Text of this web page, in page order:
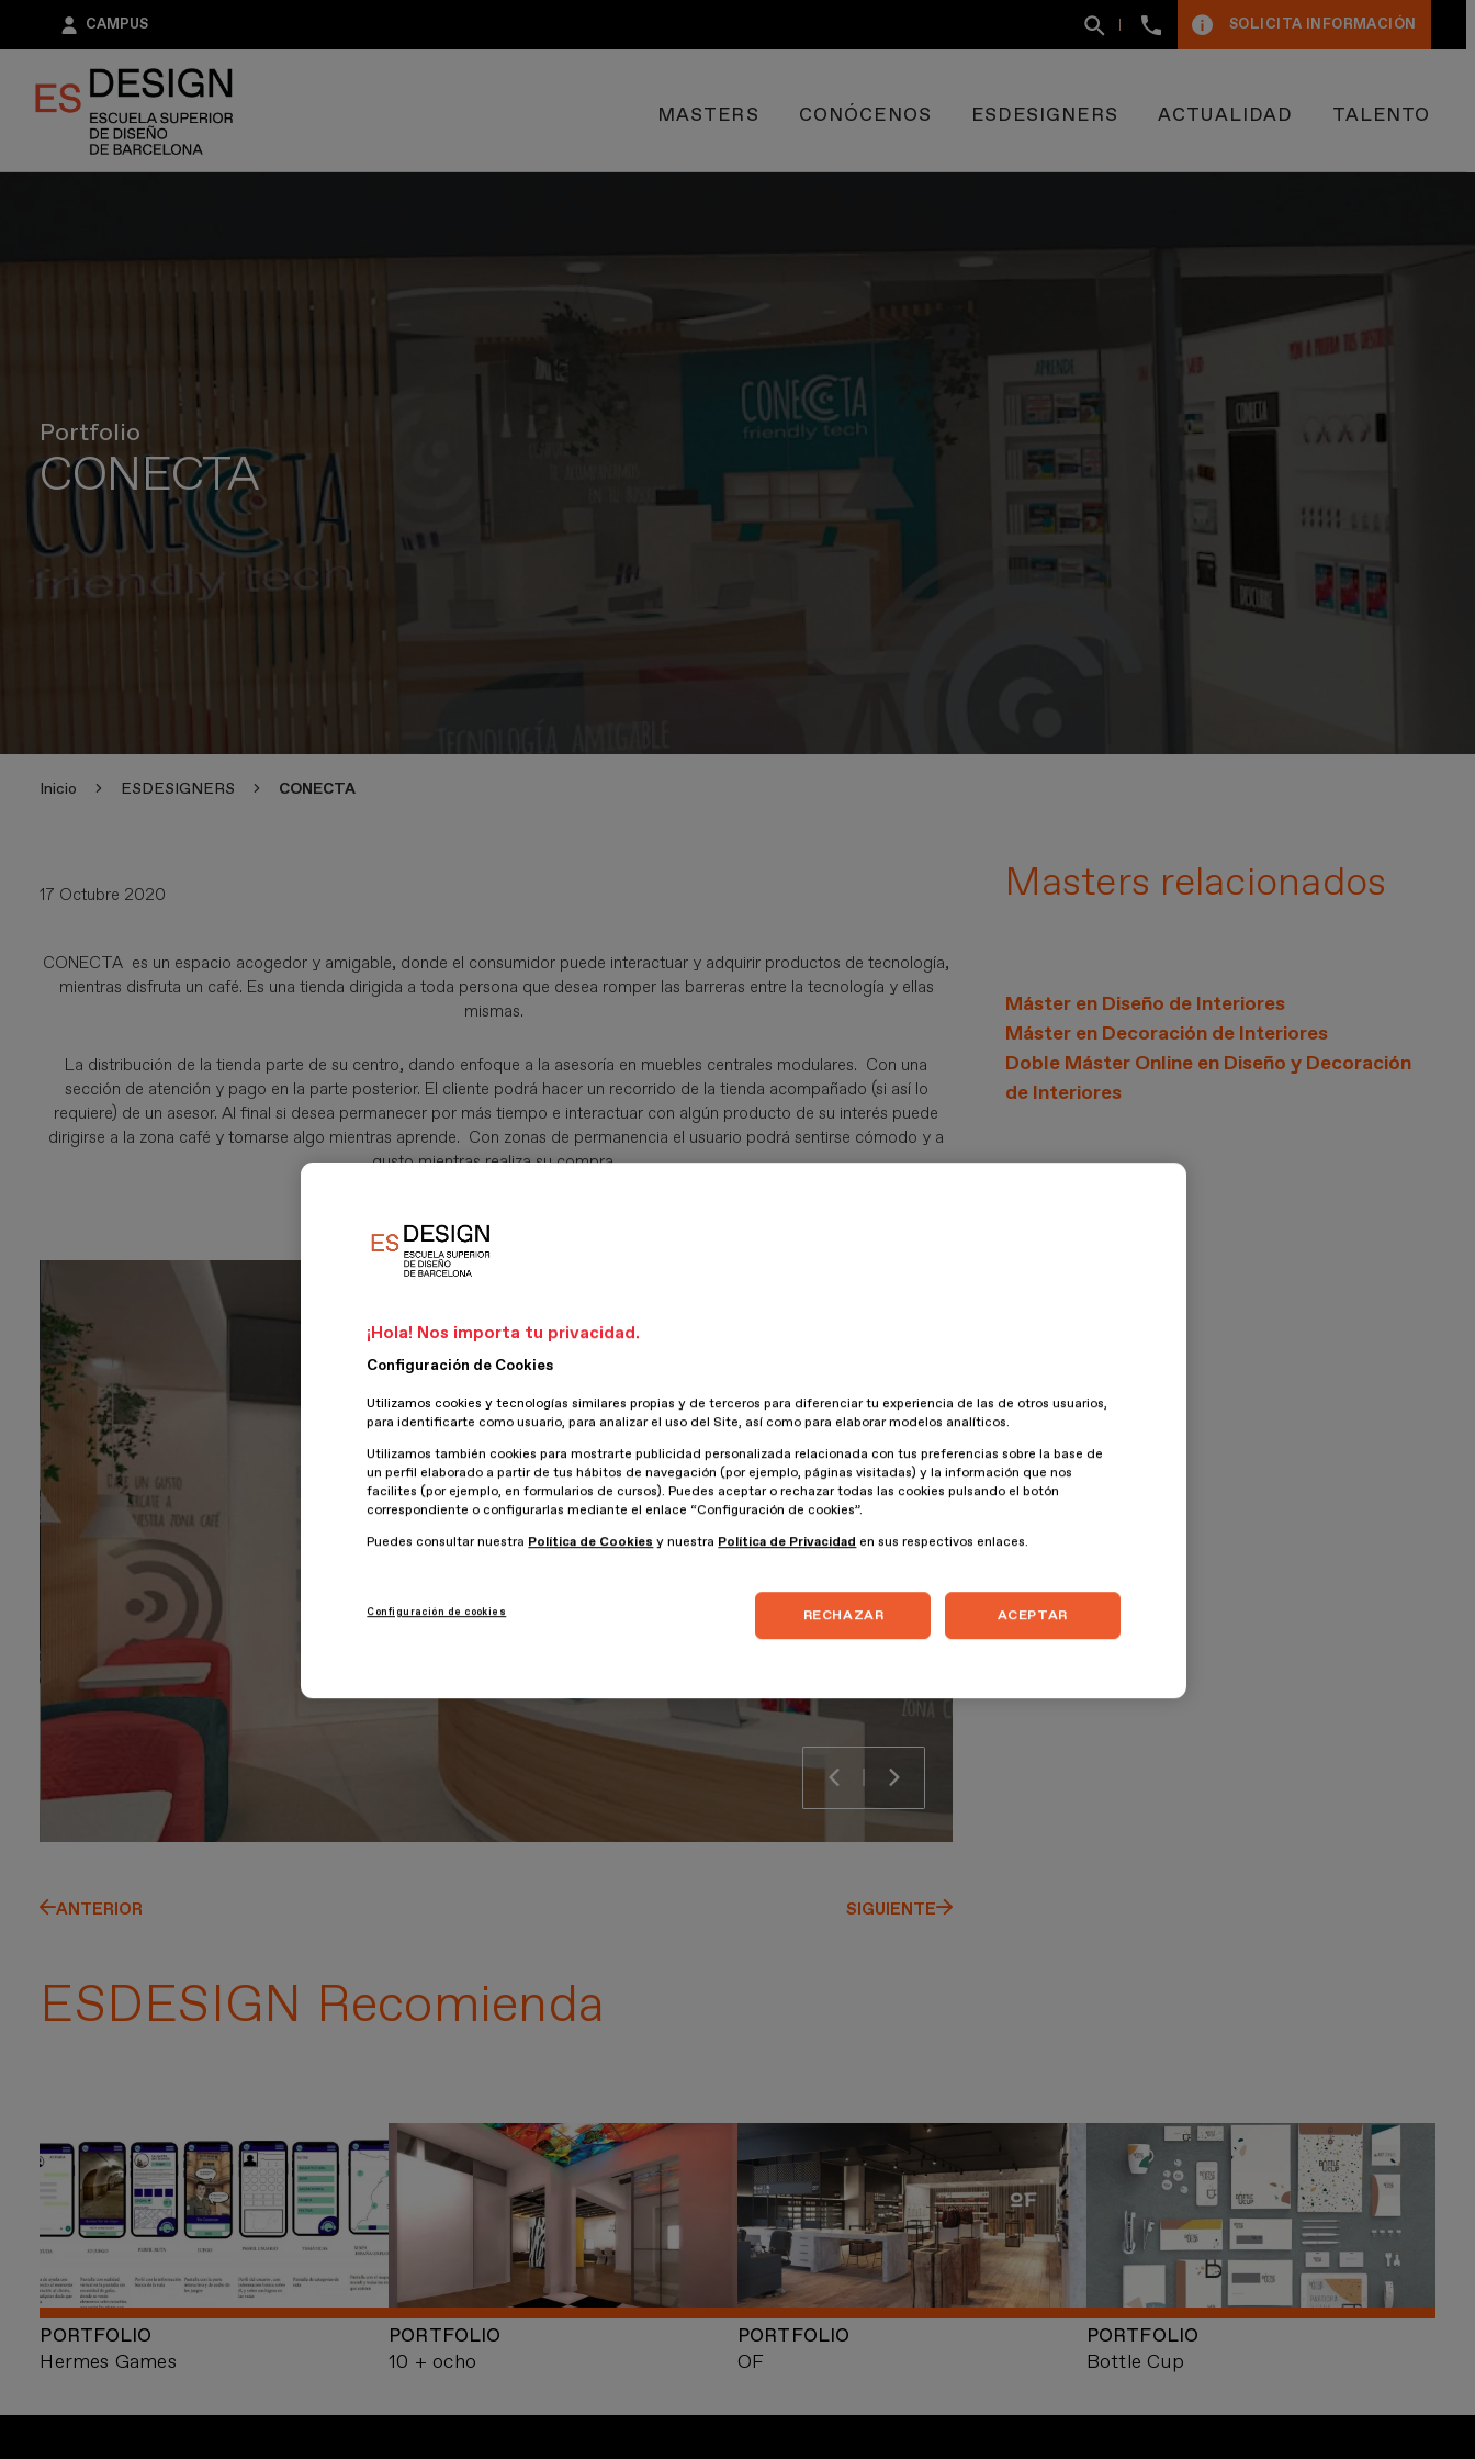
principal
CAMPUS +34
93
SOLICITA INFORMACIÓN
MASTERS CONÓCENOS ESDESIGNERS ACTUALIDAD TALENTO
Portfolio
CONECTA
Inicio ESDESIGNERS CONECTA
17 Octubre 2020
CONECTA es un espacio acogedor y amigable, donde el consumidor puede interactuar y adquirir productos de tecnología,
mientras disfruta un café. Es una tienda dirigida a toda persona que desea romper las barreras entre la tecnología y ellas
mismas.
La distribución de la tienda parte de su centro, dando enfoque a la asesoría en muebles centrales modulares. Con una
sección de atención y pago en la parte posterior. El cliente podrá hacer un recorrido de la tienda acompañado (si así lo
requiere) de un asesor. Al final si desea permanecer por más tiempo e interactuar con algún producto de su interés puede
dirigirse a la zona café y tomarse algo mientras aprende. Con zonas de permanencia el usuario podrá sen­tirse cómodo y a
gusto mientras realiza su compra.
ANTERIOR SIGUIENTE
Masters relacionados
Máster en Diseño de Interiores
Máster en Decoración de Interiores
Doble Máster Online en Diseño y Decoración
de Interiores
ESDESIGN Recomienda
Hermes Games
PORTFOLIO
10 + ocho
PORTFOLIO
OF
PORTFOLIO
Bottle Cup
PORTFOLIO
¡Hola! Nos importa tu privacidad.
Configuración de Cookies
Utilizamos cookies y tecnologías similares propias y de terceros para diferenciar tu experiencia de las de otros usuarios,
para identificarte como usuario, para analizar el uso del Site, así como para elaborar modelos analíticos.
Utilizamos también cookies para mostrarte publicidad personalizada relacionada con tus preferencias sobre la base de
un perfil elaborado a partir de tus hábitos de navegación (por ejemplo, páginas visitadas) y la información que nos
facilites (por ejemplo, en formularios de cursos). Puedes aceptar o rechazar todas las cookies pulsando el botón
correspondiente o configurarlas mediante el enlace “Configuración de cookies”.
Puedes consultar nuestra Política de Cookies y nuestra Política de Privacidad en sus respectivos enlaces.
Configuración de cookies RECHAZAR ACEPTAR